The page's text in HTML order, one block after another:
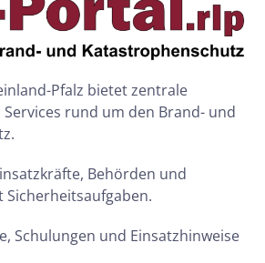
Pfalz bietet zentrale
rund um den Brand- und
Behörden und
Schulungen und Einsatzhinweise